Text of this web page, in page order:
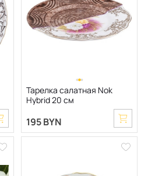
Тарелка салатная Nok
Hybrid 20 см
195 BYN